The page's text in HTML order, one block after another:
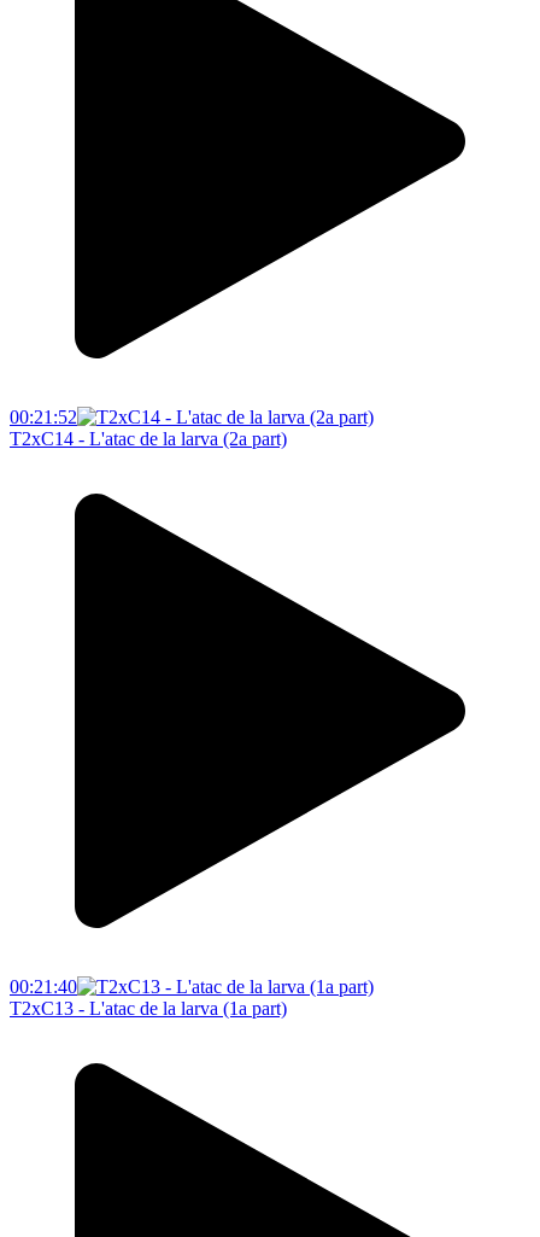
00:21:52
T2xC14 - L'atac de la larva (2a part)
00:21:40
T2xC13 - L'atac de la larva (1a part)